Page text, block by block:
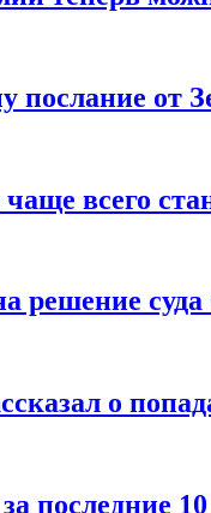
послание от
всего
решение
о
последние